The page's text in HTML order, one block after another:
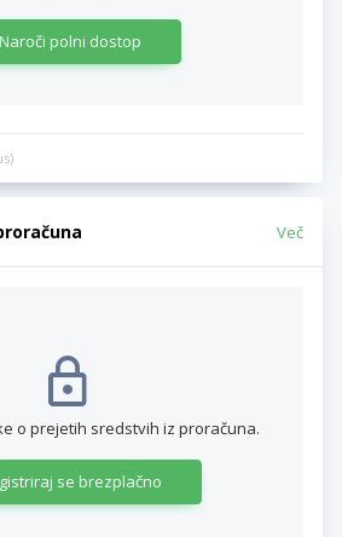
Naroči polni dostop
Več
o prejetih sredstvih iz proračuna.
se brezplačno